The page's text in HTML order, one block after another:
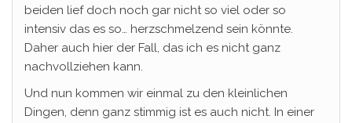
beiden lief doch noch gar nicht so viel oder so
intensiv das es so… herzschmelzend sein könnte.
Daher auch hier der Fall, das ich es nicht ganz
nachvollziehen kann.
Und nun kommen wir einmal zu den kleinlichen
Dingen, denn ganz stimmig ist es auch nicht. In einer